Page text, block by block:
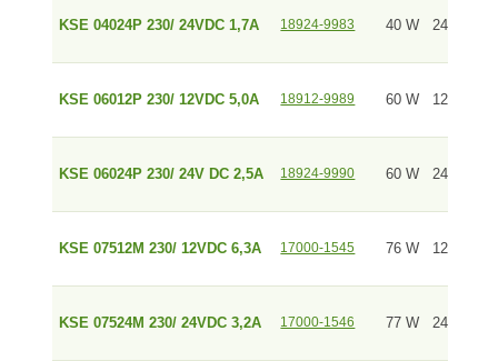
KSE 04024P 230/ 24VDC 1,7A 18924-9983 40 W 24 V
KSE 06012P 230/ 12VDC 5,0A 18912-9989 60 W 12 V
KSE 06024P 230/ 24V DC 2,5A 18924-9990 60 W 24 V
KSE 07512M 230/ 12VDC 6,3A 17000-1545 76 W 12 V
KSE 07524M 230/ 24VDC 3,2A 17000-1546 77 W 24 V